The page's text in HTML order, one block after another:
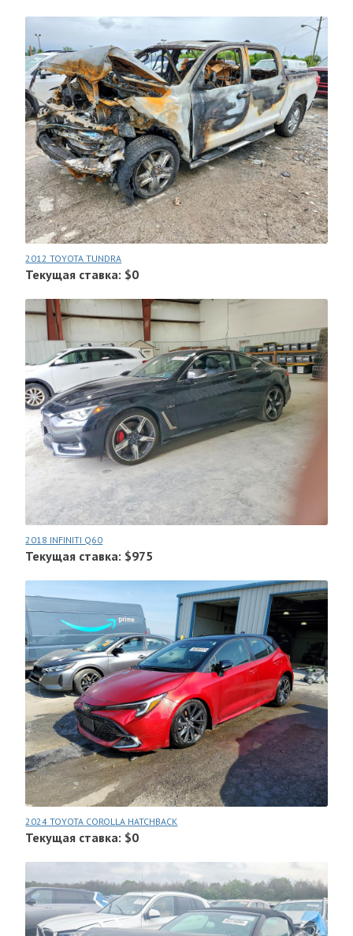
2012 TOYOTA TUNDRA
Текущая ставка: $0
2018 INFINITI Q60
Текущая ставка: $975
2024 TOYOTA COROLLA HATCHBACK
Текущая ставка: $0